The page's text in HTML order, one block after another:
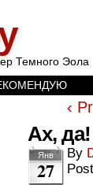
Темного Эола
‹
Ах, да!
Янв
27
By